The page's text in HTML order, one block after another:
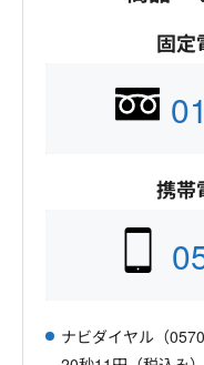
固定
携帯
ナビダイヤル（